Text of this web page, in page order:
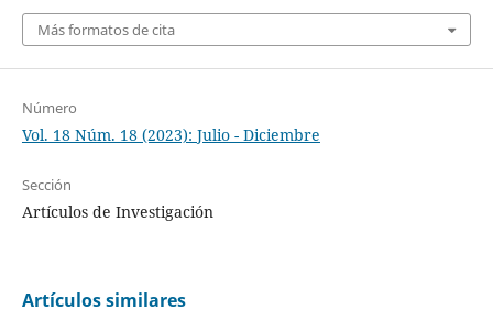
Más formatos de cita
Número
Vol. 18 Núm. 18 (2023): Julio - Diciembre
Sección
Artículos de Investigación
Artículos similares